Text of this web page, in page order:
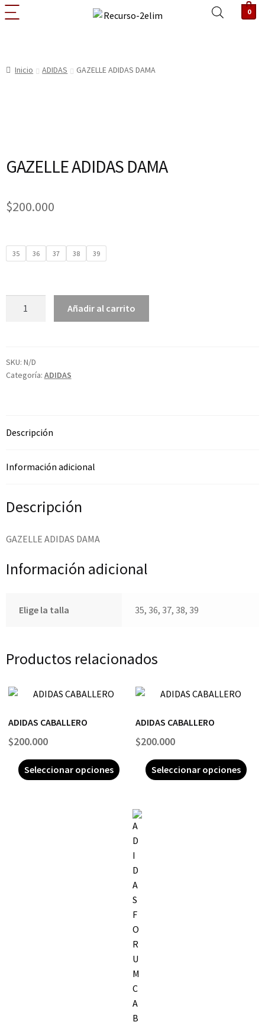
0
Inicio ADIDAS GAZELLE ADIDAS DAMA
GAZELLE ADIDAS DAMA
$200.000
35 36 37 38 39
Añadir al carrito
SKU: N/D
Categoría: ADIDAS
Descripción
Información adicional
Descripción
GAZELLE ADIDAS DAMA
Información adicional
Elige la talla 35, 36, 37, 38, 39
Productos relacionados
ADIDAS CABALLERO
$200.000
Seleccionar opciones
ADIDAS CABALLERO
$200.000
Seleccionar opciones